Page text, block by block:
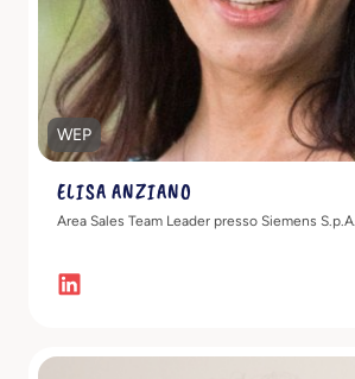
WEP
ELISA ANZIANO
Area Sales Team Leader presso Siemens S.p.A.